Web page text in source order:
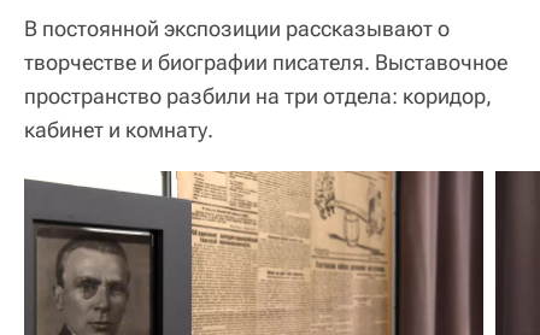
В постоянной экспозиции рассказывают о
творчестве и биографии писателя. Выставочное
пространство разбили на три отдела: коридор,
кабинет и комнату.